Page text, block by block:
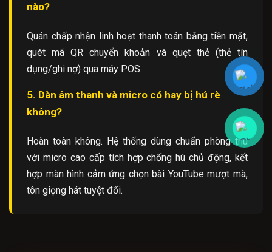
nào?
Quán chấp nhận linh hoạt thanh toán bằng tiền mặt,
quét mã QR chuyển khoản và quẹt thẻ (thẻ tín
dụng/ghi nợ) qua máy POS.
5. Dàn âm thanh và micro có hay bị hú rè
không?
Hoàn toàn không. Hệ thống dùng chuẩn phòng thu
với micro cao cấp tích hợp chống hú chủ động, kết
hợp màn hình cảm ứng chọn bài YouTube mượt mà,
tôn giọng hát tuyệt đối.